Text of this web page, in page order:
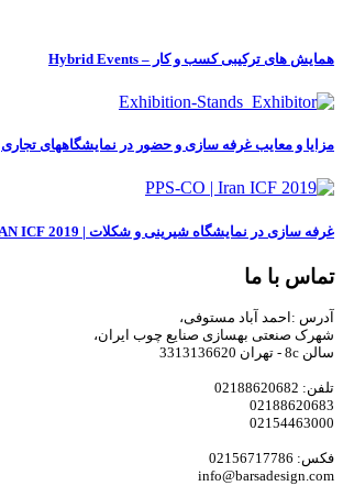
همایش های ترکیبی کسب و کار – Hybrid Events
مزایا و معایب غرفه سازی و حضور در نمایشگاههای تجاری
غرفه سازی در نمایشگاه شیرینی و شکلات | IRAN ICF 2019
تماس با ما
آدرس :احمد آباد مستوفی،
شهرک صنعتی بهسازی صنایع چوب ایران،
سالن 8c - تهران 3313136620
تلفن: 02188620682
02188620683
02154463000
فکس: 02156717786
info@barsadesign.com